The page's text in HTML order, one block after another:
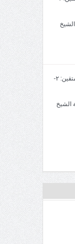
الشيخ
خطبة الجمعة: سمات المتقين: ٢-
الشيخ